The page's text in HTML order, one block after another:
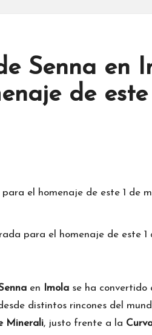
Senna en
de este
para el homenaje de este 1
en Imola se ha convertido
distintos rincones del
Minerali, justo frente a la